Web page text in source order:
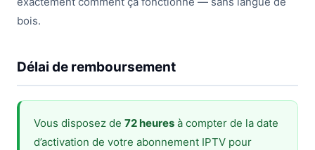
bois.
Délai de remboursement
Vous disposez de 72 heures à compter de la date
d’activation de votre abonnement IPTV pour